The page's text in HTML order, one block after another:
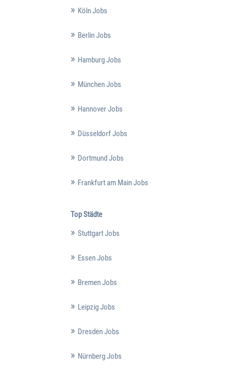
Köln Jobs
Berlin Jobs
Hamburg Jobs
München Jobs
Hannover Jobs
Düsseldorf Jobs
Dortmund Jobs
Frankfurt am Main Jobs
Top Städte
Stuttgart Jobs
Essen Jobs
Bremen Jobs
Leipzig Jobs
Dresden Jobs
Nürnberg Jobs